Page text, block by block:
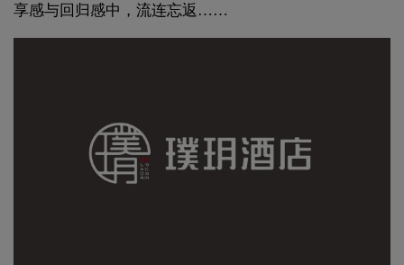
享感与回归感中，流连忘返……